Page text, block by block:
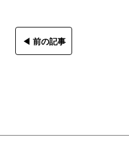
◀︎ 前の記事